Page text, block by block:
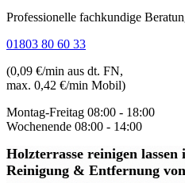
Professionelle fachkundige
01803 80 60 33
(0,09 €/min aus dt. FN,
max. 0,42 €/min Mobil)
Montag-Freitag 08:00 - 18:00
Wochenende 08:00 - 14:00
Holzterrasse reinigen
Reinigung & Entfernung